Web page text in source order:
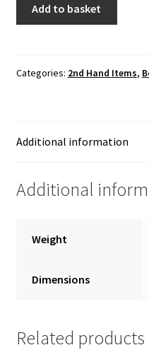
画
quantity
Add to basket
Categories: 2nd Hand Items,
Additional information
Additional
Weight
Dimensions
Related products